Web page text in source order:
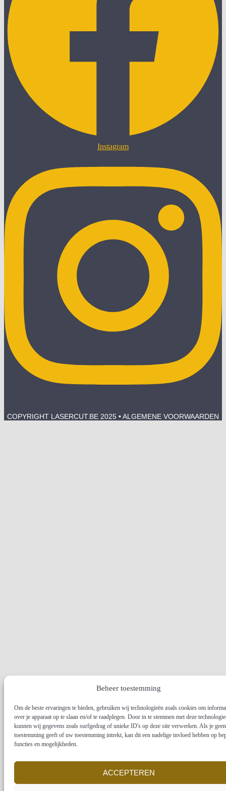
Beheer toestemming
Om de beste ervaringen te bieden, gebruiken wij technologieën zoals cookies om
over je apparaat op te slaan en/of te raadplegen. Door in te stemmen met deze
kunnen wij gegevens zoals surfgedrag of unieke ID's op deze site verwerken. Als je geen
toestemming geeft of uw toestemming intrekt, kan dit een nadelige invloed hebben op
functies en mogelijkheden.
ACCEPTEREN
Instagram
COPYRIGHT LASERCUT.BE 2025 • ALGEMENE VOORWAARDEN